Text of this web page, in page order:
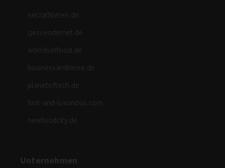
netzathleten.de
gesuendernet.de
worldsoffood.de
businessandmore.de
planetoftech.de
fast-and-luxurious.com
newfoodcity.de
Unternehmen